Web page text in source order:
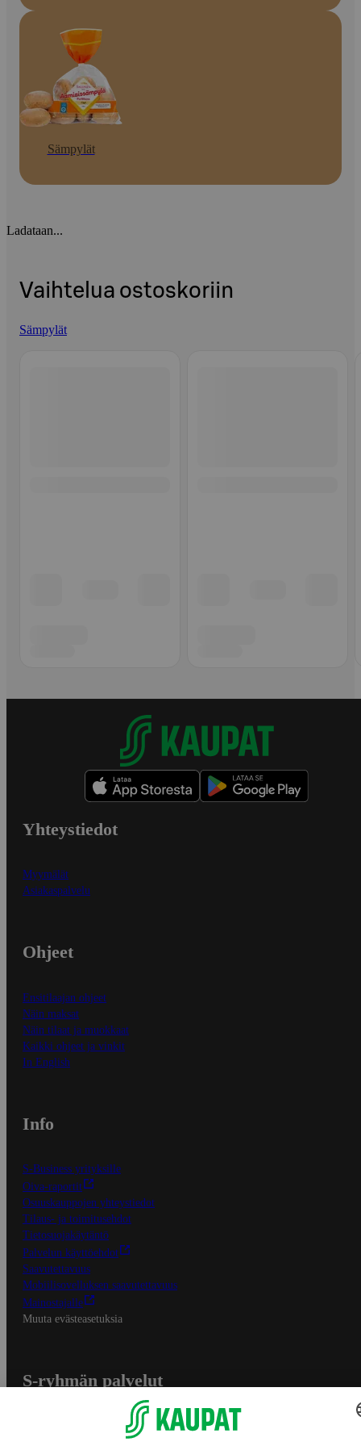
Sämpylät
Ladataan...
Vaihtelua ostoskoriin
Sämpylät
Yhteystiedot
Myymälät
Asiakaspalvelu
Ohjeet
Ensitilaajan ohjeet
Näin maksat
Näin tilaat ja muokkaat
Kaikki ohjeet ja vinkit
In English
Info
S-Business yrityksille
Oiva-raportit
Osuuskauppojen yhteystiedot
Tilaus- ja toimitusehdot
Tietosuojakäytäntö
Palvelun käyttöehdot
Saavutettavuus
Mobiilisovelluksen saavutettavuus
Mainostajalle
Muuta evästeasetuksia
S-ryhmän palvelut